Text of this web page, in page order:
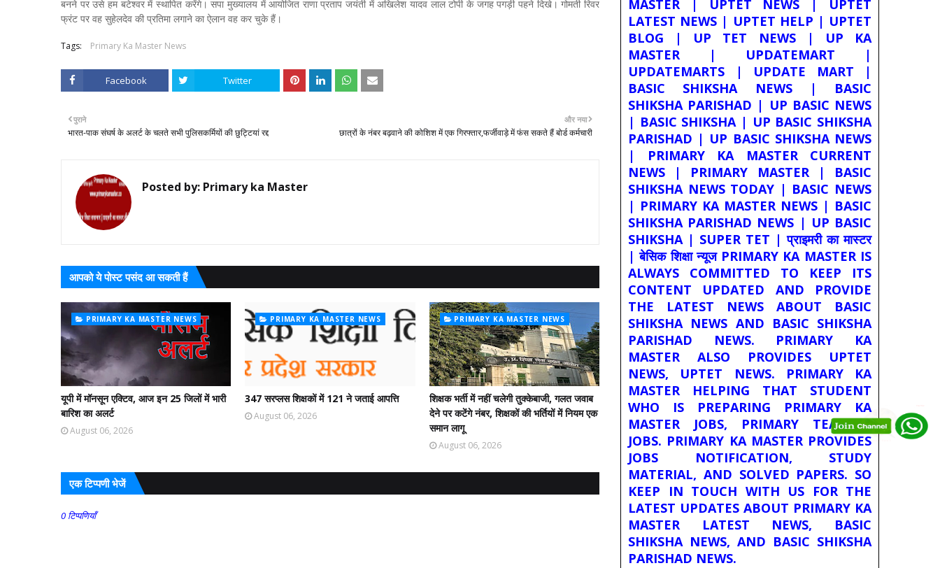
बनने पर उसे हम बटेश्वर में स्थापित करेंगे। सपा मुख्यालय में आयोजित राणा प्रताप जयंती में अखिलेश यादव लाल टोपी के जगह पगड़ी पहने दिखे। गोमती रिवर
फ्रंट पर वह सुहेलदेव की प्रतिमा लगाने का ऐलान वह कर चुके हैं।
Tags: Primary Ka Master News
Facebook Twitter
और नया
छात्रों के नंबर बढ़वाने की कोशिश में एक गिरफ्तार,फर्जीवाड़े में फंस सकते हैं बोर्ड कर्मचारी
पुराने
भारत-पाक संघर्ष के अलर्ट के चलते सभी पुलिसकर्मियों की छुट्टियां रद्द
Posted by: Primary ka Master
आपको ये पोस्ट पसंद आ सकती हैं
PRIMARY KA MASTER NEWS
यूपी में मॉनसून एक्टिव, आज इन 25 जिलों में भारी
बारिश का अलर्ट
August 06, 2026
PRIMARY KA MASTER NEWS
347 सरप्लस शिक्षकों में 121 ने जताई आपत्ति
August 06, 2026
PRIMARY KA MASTER NEWS
शिक्षक भर्ती में नहीं चलेगी तुक्केबाजी, गलत जवाब
देने पर कटेंगे नंबर, शिक्षकों की भर्तियों में नियम एक
समान लागू
August 06, 2026
एक टिप्पणी भेजें
0 टिप्पणियाँ
MASTER | UPTET NEWS | UPTET
LATEST NEWS | UPTET HELP | UPTET
BLOG | UP TET NEWS | UP KA
MASTER | UPDATEMART |
UPDATEMARTS | UPDATE MART |
BASIC SHIKSHA NEWS | BASIC
SHIKSHA PARISHAD | UP BASIC NEWS
| BASIC SHIKSHA | UP BASIC SHIKSHA
PARISHAD | UP BASIC SHIKSHA NEWS
| PRIMARY KA MASTER CURRENT
NEWS | PRIMARY MASTER | BASIC
SHIKSHA NEWS TODAY | BASIC NEWS
| PRIMARY KA MASTER NEWS | BASIC
SHIKSHA PARISHAD NEWS | UP BASIC
SHIKSHA | SUPER TET | प्राइमरी का मास्टर
| बेसिक शिक्षा न्यूज PRIMARY KA MASTER IS
ALWAYS COMMITTED TO KEEP ITS
CONTENT UPDATED AND PROVIDE
THE LATEST NEWS ABOUT BASIC
SHIKSHA NEWS AND BASIC SHIKSHA
PARISHAD NEWS. PRIMARY KA
MASTER ALSO PROVIDES UPTET
NEWS, UPTET NEWS. PRIMARY KA
MASTER HELPING THAT STUDENT
WHO IS PREPARING PRIMARY KA
MASTER JOBS, PRIMARY TEACHER
JOBS. PRIMARY KA MASTER PROVIDES
JOBS NOTIFICATION, STUDY
MATERIAL, AND SOLVED PAPERS. SO
KEEP IN TOUCH WITH US FOR THE
LATEST UPDATES ABOUT PRIMARY KA
MASTER LATEST NEWS, BASIC
SHIKSHA NEWS, AND BASIC SHIKSHA
PARISHAD NEWS.